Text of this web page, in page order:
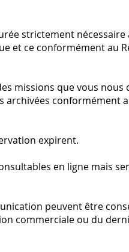
strictement nécessaire
et ce conformément au
missions que vous nous
conformément
expirent.
en ligne mais
peuvent être
commerciale ou du